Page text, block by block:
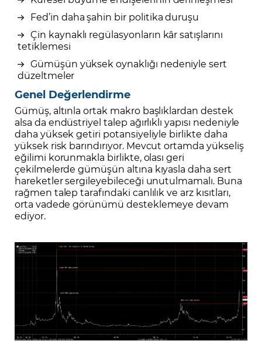
Fed’in daha şahin bir politika duruşu
Çin kaynaklı regülasyonların kâr satışlarını
tetiklemesi
Gümüşün yüksek oynaklığı nedeniyle sert
düzeltmeler
Genel Değerlendirme
Gümüş, altınla ortak makro başlıklardan destek
alsa da endüstriyel talep ağırlıklı yapısı nedeniyle
daha yüksek getiri potansiyeliyle birlikte daha
yüksek risk barındırıyor. Mevcut ortamda yükseliş
eğilimi korunmakla birlikte, olası geri
çekilmelerde gümüşün altına kıyasla daha sert
hareketler sergileyebileceği unutulmamalı. Buna
rağmen talep tarafındaki canlılık ve arz kısıtları,
orta vadede görünümü desteklemeye devam
ediyor.